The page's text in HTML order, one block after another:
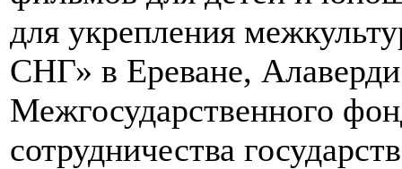
для укрепления
СНГ» в Ереване,
Межгосударственного
сотрудничества